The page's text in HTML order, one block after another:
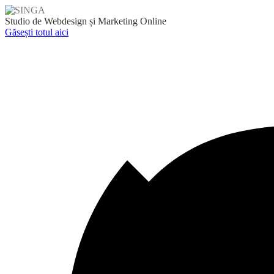
Skip
to
content
Studio de Webdesign și Marketing Online
Găsești totul aici